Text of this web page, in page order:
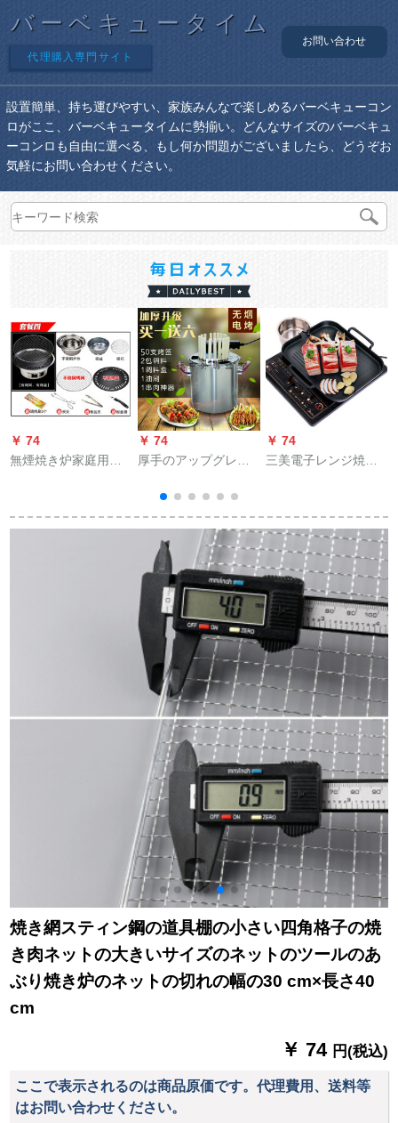
バーベキュータイム
代理購入専門サイト
お問い合わせ
設置簡単、持ち運びやすい、家族みんなで楽しめるバーベキューコン
ロがここ、バーベキュータイムに勢揃い。どんなサイズのバーベキュ
ーコンロも自由に選べる、もし何か問題がございましたら、どうぞお
気軽にお問い合わせください。
￥ 74
無煙焼き炉家庭用木
用グリル炭コース四
￥ 74
厚手のアップグレー
チール家庭用禁煙バ
ーベキュー炉家庭用
焼肉機ビーカー電焼
羊肉串焼き鍋
￥ 74
三美電子レンジ焼皿
皿
焼き網スティン鋼の道具棚の小さい四角格子の焼
き肉ネットの大きいサイズのネットのツールのあ
ぶり焼き炉のネットの切れの幅の30 cm×長さ40
cm
￥ 74 円(税込)
ここで表示されるのは商品原価です。代理費用、送料等
はお問い合わせください。